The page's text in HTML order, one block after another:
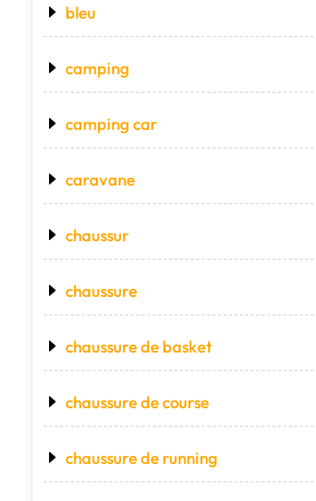
bleu
camping
camping car
caravane
chaussur
chaussure
chaussure de basket
chaussure de course
chaussure de running